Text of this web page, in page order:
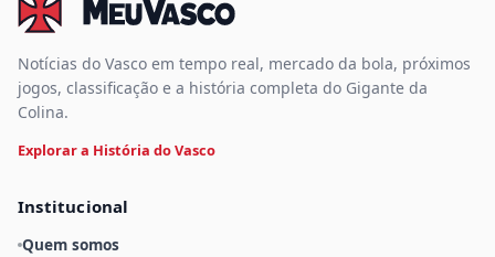
Notícias do Vasco em tempo real, mercado da bola, próximos
jogos, classificação e a história completa do Gigante da
Colina.
Explorar a História do Vasco
Institucional
Quem somos